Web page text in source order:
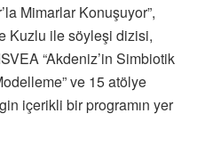
Mimarlar Konuşuyor”,
Kuzlu ile söyleşi dizisi,
“Akdeniz’in Simbiotik
ve 15 atölye
içerikli bir programın yer